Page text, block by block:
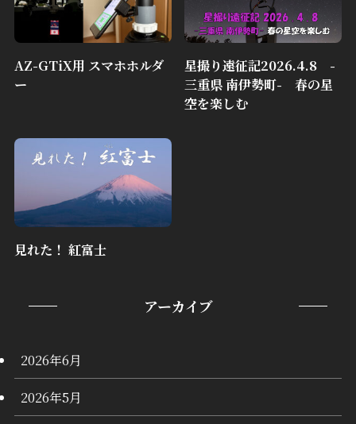
AZ-GTiX用 スマホホルダ
ー
星撮り遠征記2026.4.8 -
三重県 南伊勢町- 春の星
空を楽しむ
見れた！ 紅富士
アーカイブ
2026年6月
2026年5月